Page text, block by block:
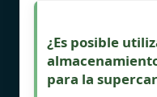
¿Es posible
para la